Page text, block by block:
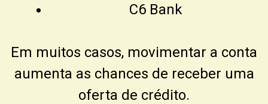
C6 Bank
Em muitos casos, movimentar a conta
aumenta as chances de receber uma
oferta de crédito.